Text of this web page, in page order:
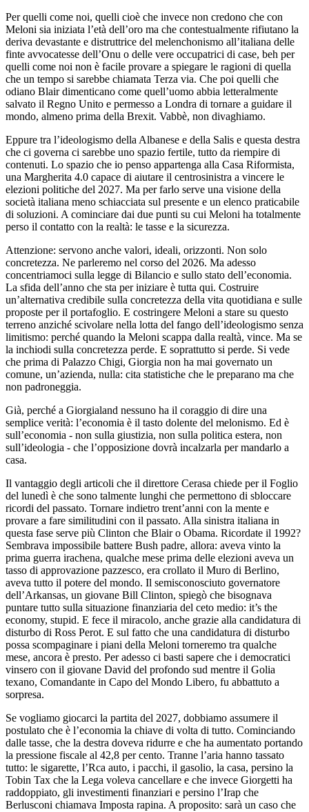
Per quelli come noi, quelli cioè che invece non credono che con
Meloni sia iniziata l’età dell’oro ma che contestualmente rifiutano la
deriva devastante e distruttrice del melenchonismo all’italiana delle
finte avvocatesse dell’Onu o delle vere occupatrici di case, beh per
quelli come noi non è facile provare a spiegare le ragioni di quella
che un tempo si sarebbe chiamata Terza via. Che poi quelli che
odiano Blair dimenticano come quell’uomo abbia letteralmente
salvato il Regno Unito e permesso a Londra di tornare a guidare il
mondo, almeno prima della Brexit. Vabbè, non divaghiamo.
Eppure tra l’ideologismo della Albanese e della Salis e questa destra
che ci governa ci sarebbe uno spazio fertile, tutto da riempire di
contenuti. Lo spazio che io penso appartenga alla Casa Riformista,
una Margherita 4.0 capace di aiutare il centrosinistra a vincere le
elezioni politiche del 2027. Ma per farlo serve una visione della
società italiana meno schiacciata sul presente e un elenco praticabile
di soluzioni. A cominciare dai due punti su cui Meloni ha totalmente
perso il contatto con la realtà: le tasse e la sicurezza.
Attenzione: servono anche valori, ideali, orizzonti. Non solo
concretezza. Ne parleremo nel corso del 2026. Ma adesso
concentriamoci sulla legge di Bilancio e sullo stato dell’economia.
La sfida dell’anno che sta per iniziare è tutta qui. Costruire
un’alternativa credibile sulla concretezza della vita quotidiana e sulle
proposte per il portafoglio. E costringere Meloni a stare su questo
terreno anziché scivolare nella lotta del fango dell’ideologismo senza
limitismo: perché quando la Meloni scappa dalla realtà, vince. Ma se
la inchiodi sulla concretezza perde. E soprattutto si perde. Si vede
che prima di Palazzo Chigi, Giorgia non ha mai governato un
comune, un’azienda, nulla: cita statistiche che le preparano ma che
non padroneggia.
Già, perché a Giorgialand nessuno ha il coraggio di dire una
semplice verità: l’economia è il tasto dolente del melonismo. Ed è
sull’economia - non sulla giustizia, non sulla politica estera, non
sull’ideologia - che l’opposizione dovrà incalzarla per mandarlo a
casa.
Il vantaggio degli articoli che il direttore Cerasa chiede per il Foglio
del lunedì è che sono talmente lunghi che permettono di sbloccare
ricordi del passato. Tornare indietro trent’anni con la mente e
provare a fare similitudini con il passato. Alla sinistra italiana in
questa fase serve più Clinton che Blair o Obama. Ricordate il 1992?
Sembrava impossibile battere Bush padre, allora: aveva vinto la
prima guerra irachena, qualche mese prima delle elezioni aveva un
tasso di approvazione pazzesco, era crollato il Muro di Berlino,
aveva tutto il potere del mondo. Il semisconosciuto governatore
dell’Arkansas, un giovane Bill Clinton, spiegò che bisognava
puntare tutto sulla situazione finanziaria del ceto medio: it’s the
economy, stupid. E fece il miracolo, anche grazie alla candidatura di
disturbo di Ross Perot. E sul fatto che una candidatura di disturbo
possa scompaginare i piani della Meloni torneremo tra qualche
mese, ancora è presto. Per adesso ci basti sapere che i democratici
vinsero con il giovane David del profondo sud mentre il Golia
texano, Comandante in Capo del Mondo Libero, fu abbattuto a
sorpresa.
Se vogliamo giocarci la partita del 2027, dobbiamo assumere il
postulato che è l’economia la chiave di volta di tutto. Cominciando
dalle tasse, che la destra doveva ridurre e che ha aumentato portando
la pressione fiscale al 42,8 per cento. Tranne l’aria hanno tassato
tutto: le sigarette, l’Rca auto, i pacchi, il gasolio, la casa, persino la
Tobin Tax che la Lega voleva cancellare e che invece Giorgetti ha
raddoppiato, gli investimenti finanziari e persino l’Irap che
Berlusconi chiamava Imposta rapina. A proposito: sarà un caso che